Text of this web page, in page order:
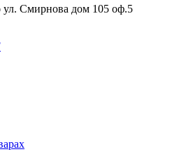
ул. Смирнова дом 105 оф.5